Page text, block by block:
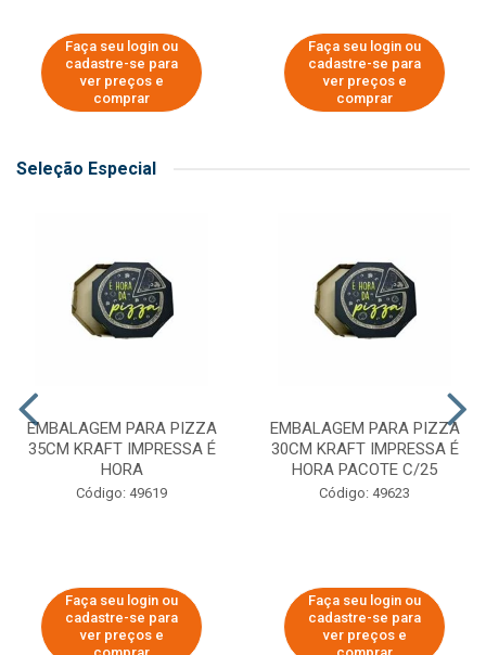
Faça seu login ou
cadastre-se para
ver preços e
comprar
Faça seu login ou
cadastre-se para
ver preços e
comprar
Seleção Especial
EMBALAGEM PARA PIZZA
35CM KRAFT IMPRESSA É
HORA
Código: 49619
Faça seu login ou
cadastre-se para
ver preços e
EMBALAGEM PARA PIZZA
30CM KRAFT IMPRESSA É
HORA PACOTE C/25
Código: 49623
Faça seu login ou
cadastre-se para
ver preços e